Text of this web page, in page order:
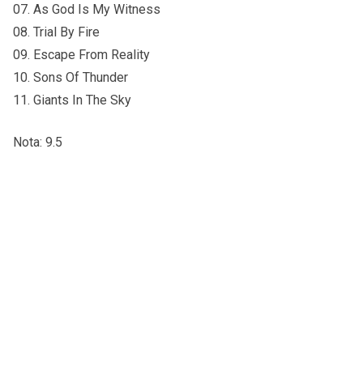
07. As God Is My Witness
08. Trial By Fire
09. Escape From Reality
10. Sons Of Thunder
11. Giants In The Sky
Nota: 9.5